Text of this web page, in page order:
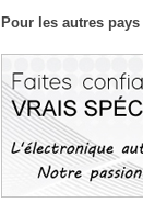
Pour les autres